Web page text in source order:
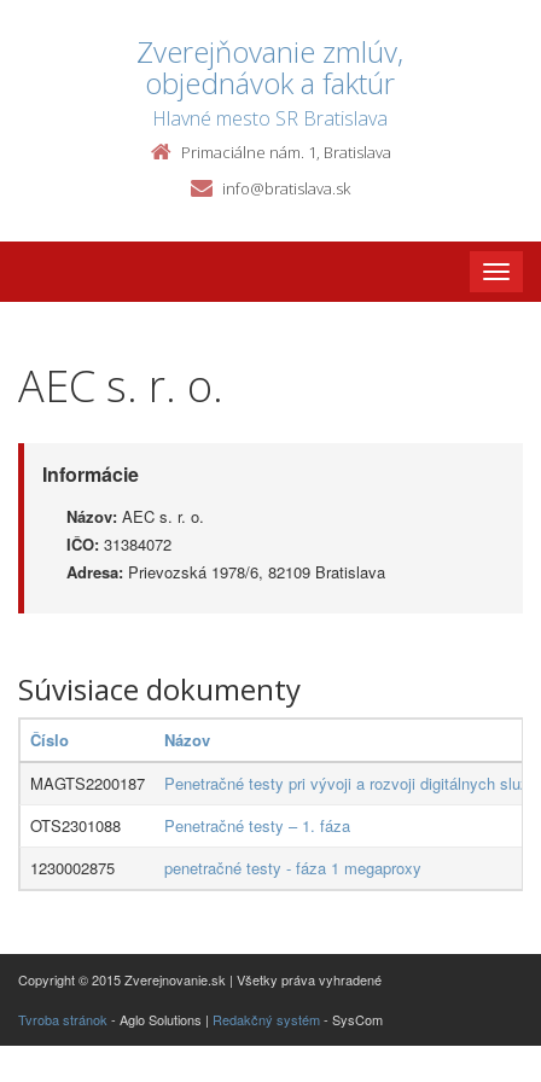
Zverejňovanie zmlúv,
objednávok a faktúr
Hlavné mesto SR Bratislava
Primaciálne nám. 1, Bratislava
info@bratislava.sk
Toggle
AEC s. r. o.
Informácie
Názov: AEC s. r. o.
IČO: 31384072
Adresa: Prievozská 1978/6, 82109 Bratislava
Súvisiace dokumenty
Číslo
Názov
MAGTS2200187
Penetračné testy pri vývoji a rozvoji digitálnych
OTS2301088
Penetračné testy – 1. fáza
1230002875
penetračné testy - fáza 1 megaproxy
Copyright © 2015 Zverejnovanie.sk | Všetky práva vyhradené
Tvroba stránok - Aglo Solutions | Redakčný systém- SysCom